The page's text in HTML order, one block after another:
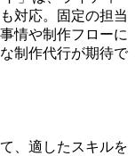
対応。固定の担当
情や制作フローに
制作代行が期待で
、適したスキルを